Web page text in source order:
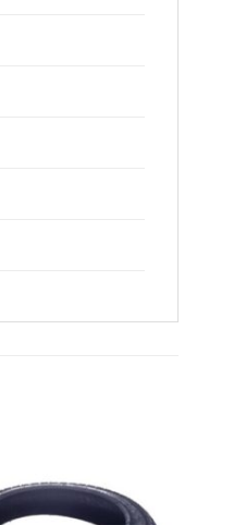
Πρόσθήκη
στην λίστα
επιθυμιών